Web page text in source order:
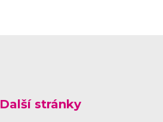
Další stránky